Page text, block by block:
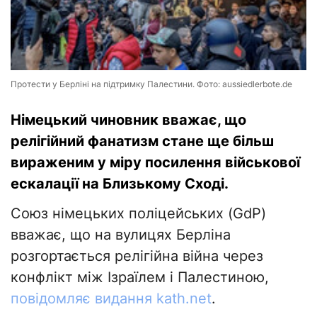
Протести у Берліні на підтримку Палестини. Фото: aussiedlerbote.de
Німецький чиновник вважає, що
релігійний фанатизм стане ще більш
вираженим у міру посилення військової
ескалації на Близькому Сході.
Союз німецьких поліцейських (GdP)
вважає, що на вулицях Берліна
розгортається релігійна війна через
конфлікт між Ізраїлем і Палестиною,
повідомляє видання kath.net.